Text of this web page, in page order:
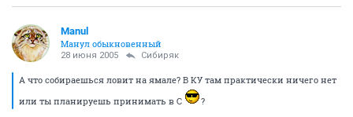
Manul
Манул обыкновенный
28 июня 2005 Сибиряк
А что собираешься ловит на ямале? В КУ там практически ничего нет
или ты планируешь принимать в С
?